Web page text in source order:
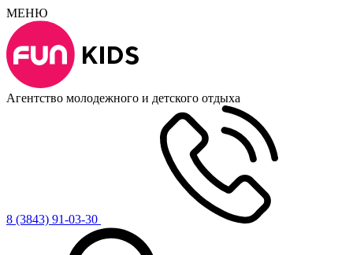
МЕНЮ
Агентство молодежного и детского отдыха
8 (3843) 91-03-30